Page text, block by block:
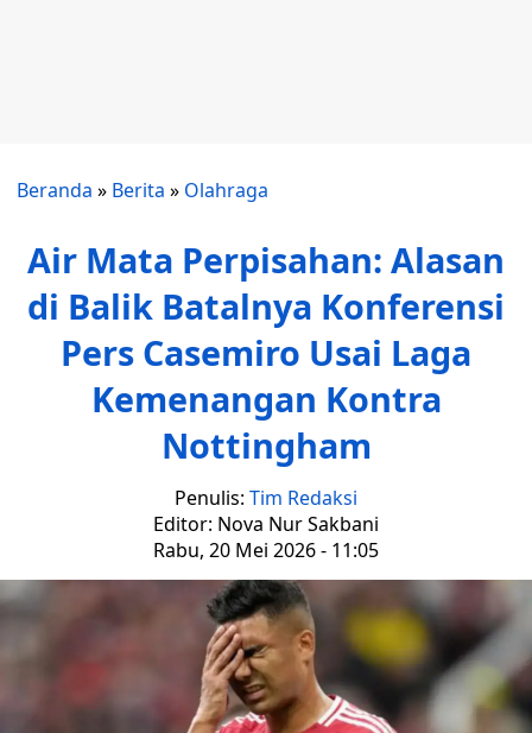
Beranda » Berita » Olahraga
Air Mata Perpisahan: Alasan
di Balik Batalnya Konferensi
Pers Casemiro Usai Laga
Kemenangan Kontra
Nottingham
Penulis: Tim Redaksi
Editor: Nova Nur Sakbani
Rabu, 20 Mei 2026 - 11:05